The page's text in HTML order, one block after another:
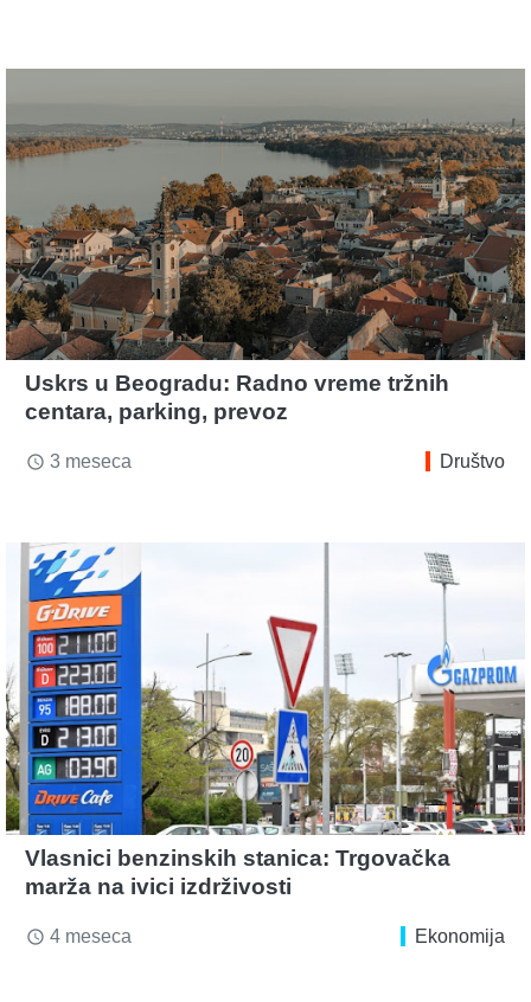
Uskrs u Beogradu: Radno vreme tržnih
centara, parking, prevoz
access_time 3 meseca Društvo
Vlasnici benzinskih stanica: Trgovačka
marža na ivici izdrživosti
access_time 4 meseca Ekonomija